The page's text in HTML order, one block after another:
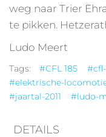
weg naar Trier
te pikken.
Ludo Meert
Tags: #CFL 185
#elektrische-
#jaartal-2011
#ludo-
DETAILS